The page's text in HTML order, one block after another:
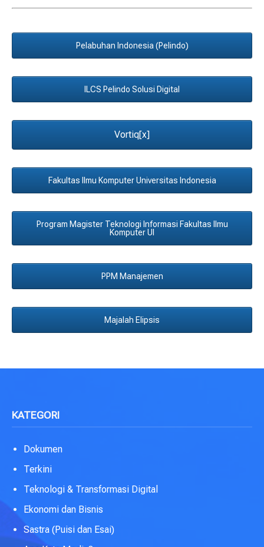
Pelabuhan Indonesia (Pelindo)
ILCS Pelindo Solusi Digital
Vortiq[x]
Fakultas Ilmu Komputer Universitas Indonesia
Program Magister Teknologi Informasi Fakultas Ilmu
Komputer UI
PPM Manajemen
Majalah Elipsis
KATEGORI
Dokumen
Terkini
Teknologi & Transformasi Digital
Ekonomi dan Bisnis
Sastra (Puisi dan Esai)